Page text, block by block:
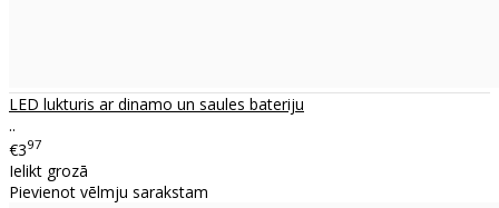
LED lukturis ar dinamo un saules bateriju
..
€397
Ielikt grozā
Pievienot vēlmju sarakstam